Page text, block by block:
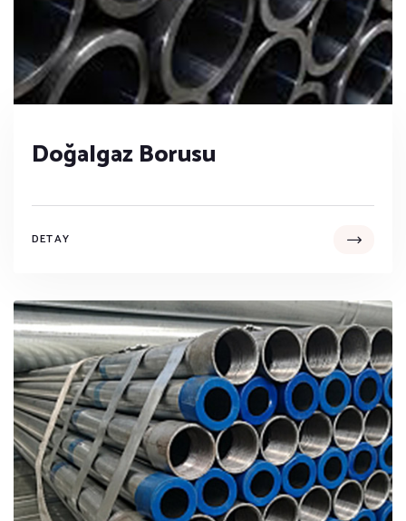
Doğalgaz Borusu
DETAY